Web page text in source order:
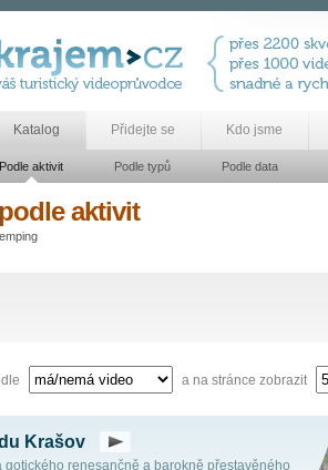
Katalog Přidejte se Kdo jsme
Podle aktivit Podle typů Podle data
aktivit
a na stránce zobrazit
Krašov
gotického renesančně a barokně přestavěného